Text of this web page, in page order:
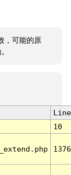
，可能的原
Line
10
1376